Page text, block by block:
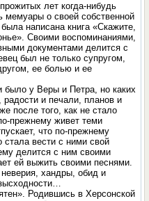
лет когда-нибудь
мемуары о своей собственной
написана книга «Скажите,
Своими воспоминаниями,
документами делится с
был не только супругом,
ее болью и ее
было у Веры и Петра, но каких
и печали, планов и
после того, как не стало
прежнему живет теми
что по-прежнему
стала вести с ними свой
делится с ним своими
ей выжить своими песнями.
хандры, обид и
Родившись в Херсонской